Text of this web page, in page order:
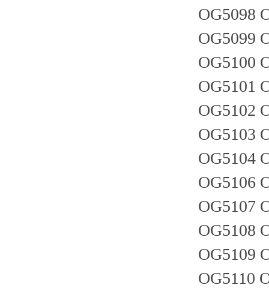
OG5098
OG5099
OG5100
OG5101
OG5102
OG5103
OG5104
OG5106
OG5107
OG5108
OG5109
OG5110